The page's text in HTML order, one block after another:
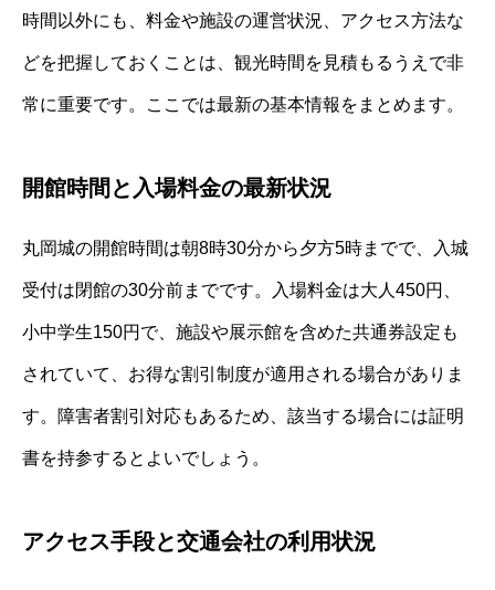
時間以外にも、料金や施設の運営状況、アクセス方法な
どを把握しておくことは、観光時間を見積もるうえで非
常に重要です。ここでは最新の基本情報をまとめます。
開館時間と入場料金の最新状況
丸岡城の開館時間は朝8時30分から夕方5時までで、入城
受付は閉館の30分前までです。入場料金は大人450円、
小中学生150円で、施設や展示館を含めた共通券設定も
されていて、お得な割引制度が適用される場合がありま
す。障害者割引対応もあるため、該当する場合には証明
書を持参するとよいでしょう。
アクセス手段と交通会社の利用状況